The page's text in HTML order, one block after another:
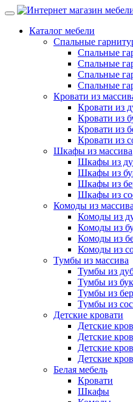
Каталог мебели
Спальные
Спальные
Спальные
Спальные
Спальные
Кровати из
Кровати из
Кровати из
Кровати из
Кровати из
Шкафы из массива
Шкафы из
Шкафы из
Шкафы из
Шкафы из
Комоды из массива
Комоды из
Комоды из
Комоды из
Комоды из
Тумбы из массива
Тумбы из
Тумбы из
Тумбы из
Тумбы из
Детские кровати
Детские
Детские
Детские
Детские
Белая мебель
Кровати
Шкафы